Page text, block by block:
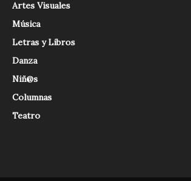
Artes Visuales
Música
Letras y Libros
Danza
Niñ@s
Columnas
Teatro